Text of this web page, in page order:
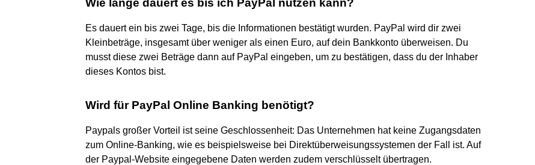
Es dauert ein bis zwei Tage, bis die Informationen bestätigt wurden. PayPal wird dir zwei
Kleinbeträge, insgesamt über weniger als einen Euro, auf dein Bankkonto überweisen. Du
musst diese zwei Beträge dann auf PayPal eingeben, um zu bestätigen, dass du der Inhaber
dieses Kontos bist.
Wird für PayPal Online Banking benötigt?
Paypals großer Vorteil ist seine Geschlossenheit: Das Unternehmen hat keine Zugangsdaten
zum Online-Banking, wie es beispielsweise bei Direktüberweisungssystemen der Fall ist. Auf
der Paypal-Website eingegebene Daten werden zudem verschlüsselt übertragen.